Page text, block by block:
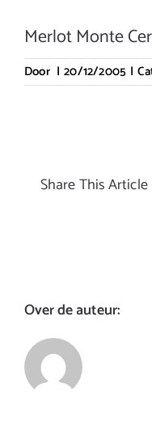
Merlot Monte
Door | 20/12/2005 |
Share This Article
Over de auteur: